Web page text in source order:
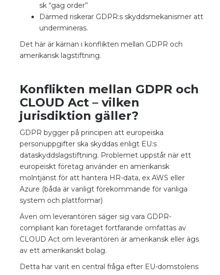
sk “gag order”
Därmed riskerar GDPR:s skyddsmekanismer att
undermineras.
Det här är kärnan i konflikten mellan GDPR och
amerikansk lagstiftning.
Konflikten mellan GDPR och
CLOUD Act – vilken
jurisdiktion gäller?
GDPR bygger på principen att europeiska
personuppgifter ska skyddas enligt EU:s
dataskyddslagstiftning. Problemet uppstår när ett
europeiskt företag använder en amerikansk
molntjänst för att hantera HR-data, ex AWS eller
Azure (båda är vanligt förekommande för vanliga
system och plattformar)
Även om leverantören säger sig vara GDPR-
compliant kan företaget fortfarande omfattas av
CLOUD Act om leverantören är amerikansk eller ägs
av ett amerikanskt bolag.
Detta har varit en central fråga efter EU-domstolens